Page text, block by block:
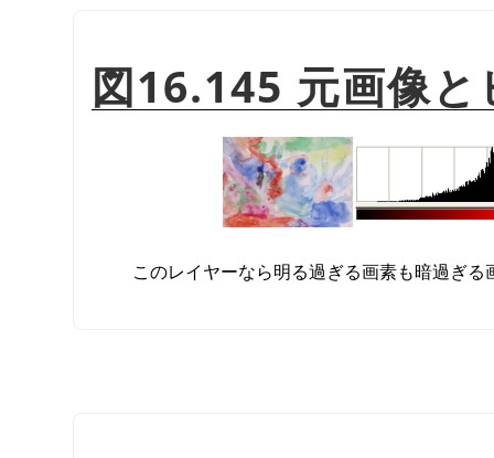
図16.145 元画像
このレイヤーなら明る過ぎる画素も暗過ぎ